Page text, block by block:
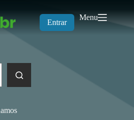
Entrar
Menu